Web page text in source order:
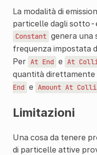
La modalità di
particelle dagli sotto-
Constant genera una
frequenza impostata
Per At End e At
quantità
End e Amount At
Limitazioni
Una cosa da tenere
di particelle attive